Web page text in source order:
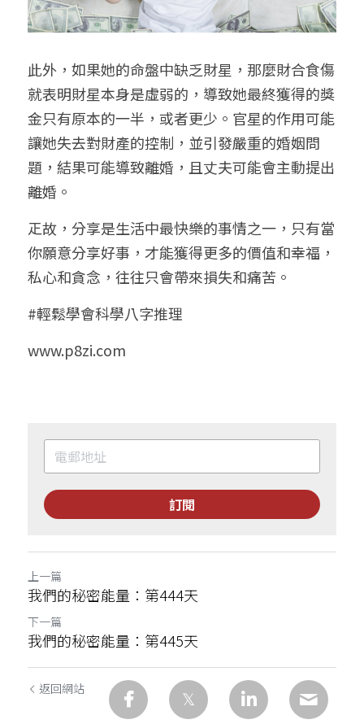
此外，如果她的命盤中缺乏財星，那麼財合食傷
就表明財星本身是虛弱的，導致她最終獲得的獎
金只有原本的一半，或者更少。官星的作用可能
讓她失去對財產的控制，並引發嚴重的婚姻問
題，結果可能導致離婚，且丈夫可能會主動提出
離婚。
𤴓故，分享是生活中最快樂的事情之一，只有當
你願意分享好事，才能獲得更多的價值和幸福，
私心和貪念，往往只會帶來損失和痛苦。
#輕鬆學會科學八字推理
www.p8zi.com
訂閱
上一篇
我們的秘密能量：第444天
下一篇
我們的秘密能量：第445天
返回網站